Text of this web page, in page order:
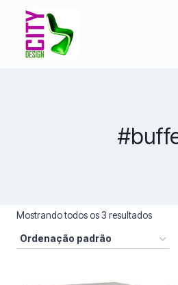
Conteúdo
Mostrando todos os 3 resultados